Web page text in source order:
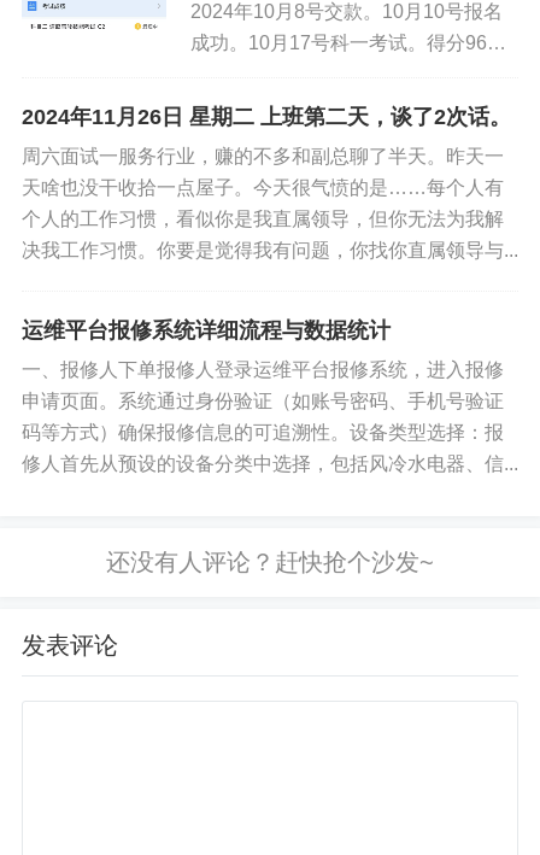
现在应立即修改方案 2 月（60 天）为 12 个月（365
有指示。我也不对你们有什么希望了，我已经在11月25号
提离职了。整天搞哪些没有用的，有用的事，正事不干。
我可不和你们扯犊子啦。 皇上不急我太监急什么，出现一
个处理一个呗 ，本身我来就没人和我交接，你指望我交接
2024年10月8号交款。10月10号报名
成功。10月17号科一考试。得分96
车。共计练车12天，每天往返35公
车12小时。1...
2024年11月26日 星期二 上班第二天，谈了2次话。
周六面试一服务行业，赚的不多和副总聊了半天。昨天一
天啥也没干收拾一点屋子。今天很气愤的是……每个人有
个人的工作习惯，看似你是我直属领导，但你无法为我解
决我工作习惯。你要是觉得我有问题，你找你直属领导与...
运维平台报修系统详细流程与数据统计
一、报修人下单报修人登录运维平台报修系统，进入报修
申请页面。系统通过身份验证（如账号密码、手机号验证
码等方式）确保报修信息的可追溯性。设备类型选择：报
修人首先从预设的设备分类中选择，包括风冷水电器、信...
发表评论